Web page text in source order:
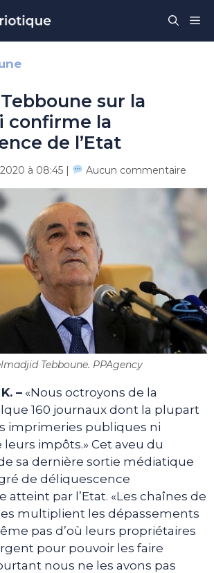
Tebboune sur la
confirme la
de l’Etat
à 08:45 | Aucun commentaire
Tebboune. PPAgency
– «Nous octroyons de la
160 journaux dont la plupart
imprimeries publiques ni
impôts.» Cet aveu du
sa dernière sortie médiatique
de déliquescence
atteint par l’Etat. «Les chaînes de
multiplient les dépassements
pas d’où leurs propriétaires
pour pouvoir les faire
nous ne les avons pas